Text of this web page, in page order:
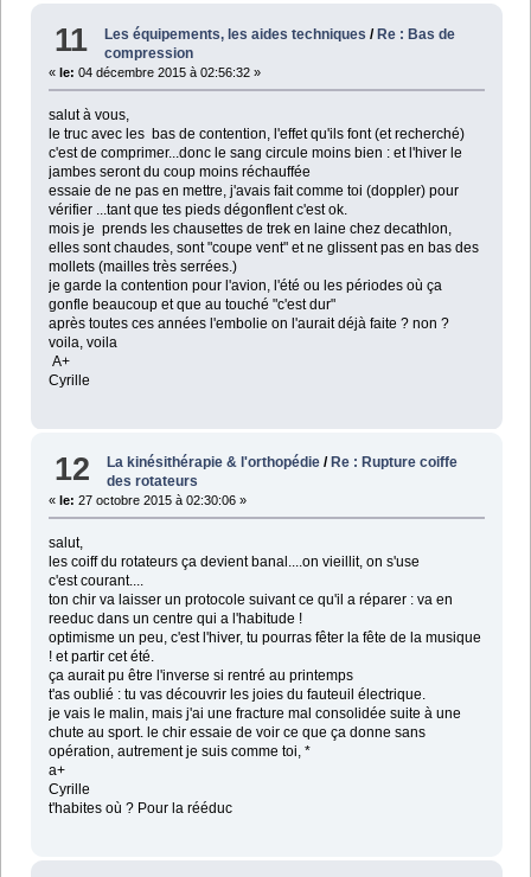
11 Les équipements, les aides techniques /Re : Bas de
compression
« le: 04 décembre 2015 à 02:56:32 »
salut à vous,
le truc avec les bas de contention, l'effet qu'ils font (et recherché)
c'est de comprimer...donc le sang circule moins bien : et l'hiver le
jambes seront du coup moins réchauffée
essaie de ne pas en mettre, j'avais fait comme toi (doppler) pour
vérifier ...tant que tes pieds dégonflent c'est ok.
mois je prends les chausettes de trek en laine chez decathlon,
elles sont chaudes, sont "coupe vent" et ne glissent pas en bas des
mollets (mailles très serrées.)
je garde la contention pour l'avion, l'été ou les périodes où ça
gonfle beaucoup et que au touché "c'est dur"
après toutes ces années l'embolie on l'aurait déjà faite ? non ?
voila, voila
A+
Cyrille
12 La kinésithérapie & l'orthopédie / Re : Rupture coiffe
des rotateurs
« le: 27 octobre 2015 à 02:30:06 »
salut,
les coiff du rotateurs ça devient banal....on vieillit, on s'use
c'est courant....
ton chir va laisser un protocole suivant ce qu'il a réparer : va en
reeduc dans un centre qui a l'habitude !
optimisme un peu, c'est l'hiver, tu pourras fêter la fête de la musique
! et partir cet été.
ça aurait pu être l'inverse si rentré au printemps
t'as oublié : tu vas découvrir les joies du fauteuil électrique.
je vais le malin, mais j'ai une fracture mal consolidée suite à une
chute au sport. le chir essaie de voir ce que ça donne sans
opération, autrement je suis comme toi, *
a+
Cyrille
t'habites où ? Pour la rééduc